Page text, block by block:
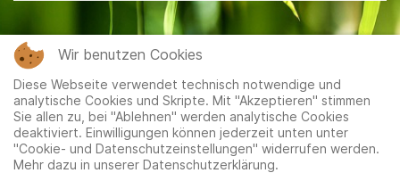
Wir benutzen Cookies
Diese Webseite verwendet technisch notwendige und
analytische Cookies und Skripte. Mit "Akzeptieren" stimmen
Sie allen zu, bei "Ablehnen" werden analytische Cookies
deaktiviert. Einwilligungen können jederzeit unten unter
"Cookie- und Datenschutzeinstellungen" widerrufen werden.
Mehr dazu in unserer Datenschutzerklärung.